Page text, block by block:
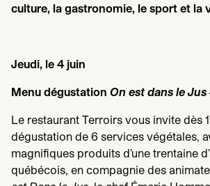
culture, la gastronomie, le sport et la
Jeudi, le 4 juin
Menu dégustation On est dans le Jus
Le restaurant Terroirs vous invite dès
dégustation de 6 services végétales,
magnifiques produits d’une trentaine
québécois, en compagnie des